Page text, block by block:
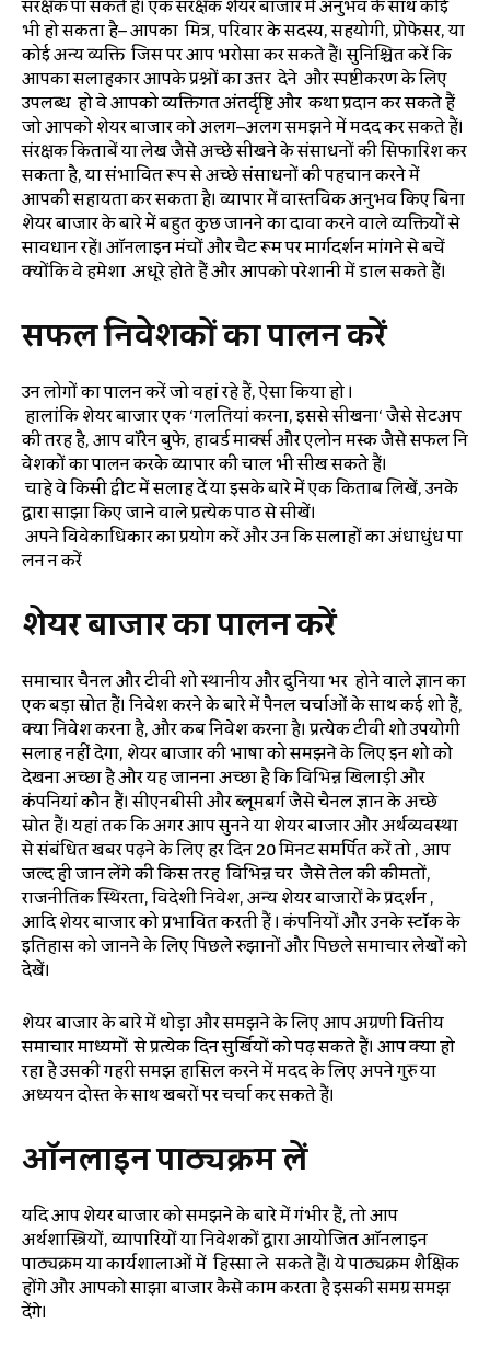
संरक्षक पा सकते हैं। एक संरक्षक शेयर बाजार में अनुभव के साथ कोई
भी हो सकता है– आपका मित्र, परिवार के सदस्य, सहयोगी, प्रोफेसर, या
कोई अन्य व्यक्ति जिस पर आप भरोसा कर सकते हैं। सुनिश्चित करें कि
आपका सलाहकार आपके प्रश्नों का उत्तर देने और स्पष्टीकरण के लिए
उपलब्ध हो वे आपको व्यक्तिगत अंतर्दृष्टि और कथा प्रदान कर सकते हैं
जो आपको शेयर बाजार को अलग–अलग समझने में मदद कर सकते हैं।
संरक्षक किताबें या लेख जैसे अच्छे सीखने के संसाधनों की सिफारिश कर
सकता है, या संभावित रूप से अच्छे संसाधनों की पहचान करने में
आपकी सहायता कर सकता है। व्यापार में वास्तविक अनुभव किए बिना
शेयर बाजार के बारे में बहुत कुछ जानने का दावा करने वाले व्यक्तियों से
सावधान रहें। ऑनलाइन मंचों और चैट रूम पर मार्गदर्शन मांगने से बचें
क्योंकि वे हमेशा अधूरे होते हैं और आपको परेशानी में डाल सकते हैं।
सफलनिवेशकोंकापालनकरें
उन लोगों का पालन करें जो वहां रहे हैं, ऐसा किया हो ।
हालांकि शेयर बाजार एक ‘गलतियां करना, इससे सीखना‘ जैसे सेटअप
की तरह है, आप वॉरेन बुफे, हावर्ड मार्क्स और एलोन मस्क जैसे सफल नि
वेशकों का पालन करके व्यापार की चाल भी सीख सकते हैं।
चाहे वे किसी ट्वीट में सलाह दें या इसके बारे में एक किताब लिखें, उनके
द्वारा साझा किए जाने वाले प्रत्येक पाठ से सीखें।
अपने विवेकाधिकार का प्रयोग करें और उन कि सलाहों का अंधाधुंध पा
लन न करें
शेयरबाजारकापालनकरें
समाचार चैनल और टीवी शो स्थानीय और दुनिया भर होने वाले ज्ञान का
एक बड़ा स्रोत हैं। निवेश करने के बारे में पैनल चर्चाओं के साथ कई शो हैं,
क्या निवेश करना है, और कब निवेश करना है। प्रत्येक टीवी शो उपयोगी
सलाह नहीं देगा, शेयर बाजार की भाषा को समझने के लिए इन शो को
देखना अच्छा है और यह जानना अच्छा है कि विभिन्न खिलाड़ी और
कंपनियां कौन हैं। सीएनबीसी और ब्लूमबर्ग जैसे चैनल ज्ञान के अच्छे
स्रोत हैं। यहां तक कि अगर आप सुनने या शेयर बाजार और अर्थव्यवस्था
से संबंधित खबर पढ़ने के लिए हर दिन 20 मिनट समर्पित करें तो , आप
जल्द ही जान लेंगे की किस तरह विभिन्न चर जैसे तेल की कीमतों,
राजनीतिक स्थिरता, विदेशी निवेश, अन्य शेयर बाजारों के प्रदर्शन ,
आदि शेयर बाजार को प्रभावित करती हैं । कंपनियों और उनके स्टॉक के
इतिहास को जानने के लिए पिछले रुझानों और पिछले समाचार लेखों को
देखें।
शेयर बाजार के बारे में थोड़ा और समझने के लिए आप अग्रणी वित्तीय
समाचार माध्यमों से प्रत्येक दिन सुर्खियों को पढ़ सकते हैं। आप क्या हो
रहा है उसकी गहरी समझ हासिल करने में मदद के लिए अपने गुरु या
अध्ययन दोस्त के साथ खबरों पर चर्चा कर सकते हैं।
ऑनलाइनपाठ्यक्रमलें
यदि आप शेयर बाजार को समझने के बारे में गंभीर हैं, तो आप
अर्थशास्त्रियों, व्यापारियों या निवेशकों द्वारा आयोजित ऑनलाइन
पाठ्यक्रम या कार्यशालाओं में हिस्सा ले सकते हैं। ये पाठ्यक्रम शैक्षिक
होंगे और आपको साझा बाजार कैसे काम करता है इसकी समग्र समझ
देंगे।